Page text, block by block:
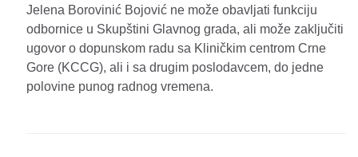
Jelena Borovinić Bojović ne može obavljati funkciju
odbornice u Skupštini Glavnog grada, ali može zaključiti
ugovor o dopunskom radu sa Kliničkim centrom Crne
Gore (KCCG), ali i sa drugim poslodavcem, do jedne
polovine punog radnog vremena.